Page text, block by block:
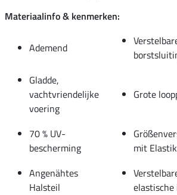
Materiaalinfo & kenmerken:
Ademend
Gladde,
vachtvriendelijke
voering
Grote
70 % UV-
bescherming
mit
Angenähtes
Halsteil